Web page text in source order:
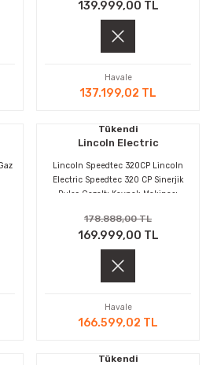
139.999,00 TL
Havale
137.199,02 TL
Tükendi
Lincoln Electric
Lincoln Speedtec 320CP Lincoln
Electric Speedtec 320 CP Sinerjik
Pulse Gazaltı Kaynak Makinası
178.888,00 TL
169.999,00 TL
Havale
166.599,02 TL
Tükendi